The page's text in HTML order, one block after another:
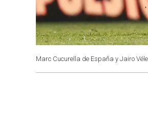
Marc Cucurella de España y Jairo